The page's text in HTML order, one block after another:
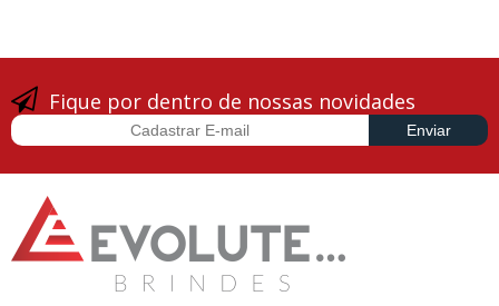
Fique por dentro de nossas novidades